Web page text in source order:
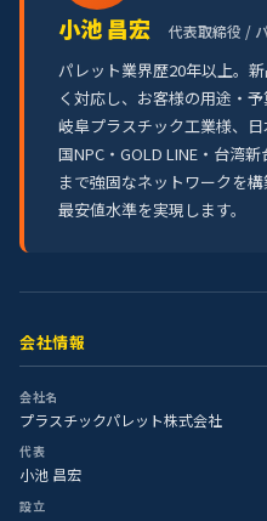
小池 昌宏 代表取締役 /
パレット業界歴20年以上。
く対応し、お客様の用途・
岐阜プラスチック工業様、
国NPC・GOLD LINE・台湾
まで強固なネットワークを
最安値水準を実現します。
会社情報
会社名
プラスチックパレット株式会社
代表
小池 昌宏
設立